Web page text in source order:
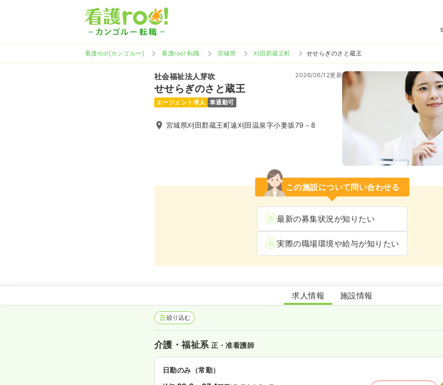
看護roo![カンゴルー] 看護roo! 転職 宮城県 刈田郡蔵王町 せせらぎのさと蔵王
社会福祉法人芽吹
せせらぎのさと蔵王
2026/06/12更新
エージェント求人 車通勤可
宮城県刈田郡蔵王町遠刈田温泉字小妻坂79－8
この施設について問い合わせる
最新の募集状況が知りたい
実際の職場環境や給与が知りたい
せせらぎのさと蔵王
求人情報 施設情報
絞り込む
介護・福祉系正・准看護師
日勤のみ（常勤）